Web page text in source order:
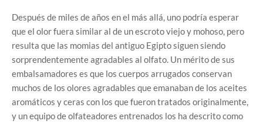
Después de miles de años en el más allá, uno podría esperar
que el olor fuera similar al de un escroto viejo y mohoso, pero
resulta que las momias del antiguo Egipto siguen siendo
sorprendentemente agradables al olfato. Un mérito de sus
embalsamadores es que los cuerpos arrugados conservan
muchos de los olores agradables que emanaban de los aceites
aromáticos y ceras con los que fueron tratados originalmente,
y un equipo de olfateadores entrenados los ha descrito como